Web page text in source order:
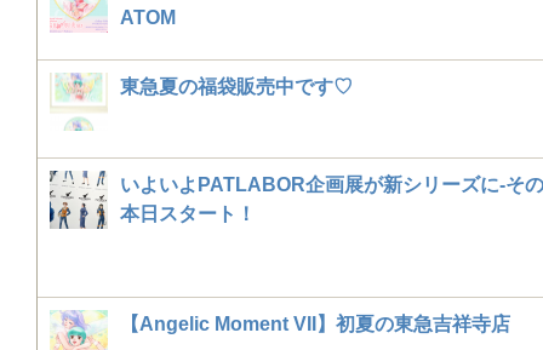
ATOM
東急夏の福袋販売中です♡
いよいよPATLABOR企画展が新シリーズに-そ
本日スタート！
【Angelic Moment VII】初夏の東急吉祥寺店